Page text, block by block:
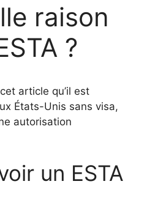
raison
?
article qu’il est
États-Unis sans visa,
autorisation
un ESTA